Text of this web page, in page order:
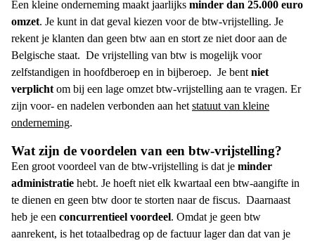
Een kleine onderneming maakt jaarlijks minder dan 25.000 euro
omzet. Je kunt in dat geval kiezen voor de btw-vrijstelling. Je
rekent je klanten dan geen btw aan en stort ze niet door aan de
Belgische staat. De vrijstelling van btw is mogelijk voor
zelfstandigen in hoofdberoep en in bijberoep. Je bent niet
verplicht om bij een lage omzet btw-vrijstelling aan te vragen. Er
zijn voor- en nadelen verbonden aan het statuut van kleine
onderneming.
Wat zijn de voordelen van een btw-vrijstelling?
Een groot voordeel van de btw-vrijstelling is dat je minder
administratie hebt. Je hoeft niet elk kwartaal een btw-aangifte in
te dienen en geen btw door te storten naar de fiscus. Daarnaast
heb je een concurrentieel voordeel. Omdat je geen btw
aanrekent, is het totaalbedrag op de factuur lager dan dat van je